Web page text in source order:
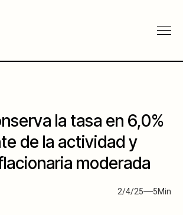
la tasa en 6,0%
de la actividad y
moderada
2/4/25 5Min